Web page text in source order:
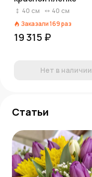
40 см 40 см
Заказали169раз
19 315 ₽
Нет в наличии
Статьи